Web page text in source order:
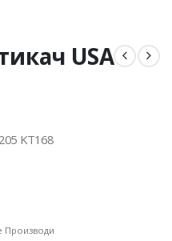
USA
KT168
Производи